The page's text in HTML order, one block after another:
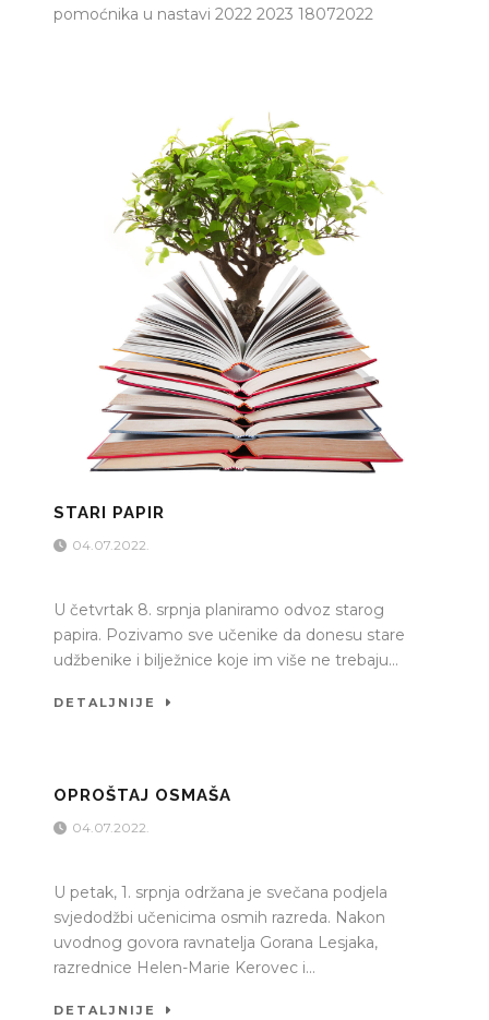
pomoćnika u nastavi 2022 2023 18072022
STARI PAPIR
04.07.2022.
U četvrtak 8. srpnja planiramo odvoz starog
papira. Pozivamo sve učenike da donesu stare
udžbenike i bilježnice koje im više ne trebaju...
DETALJNIJE
OPROŠTAJ OSMAŠA
04.07.2022.
U petak, 1. srpnja održana je svečana podjela
svjedodžbi učenicima osmih razreda. Nakon
uvodnog govora ravnatelja Gorana Lesjaka,
razrednice Helen-Marie Kerovec i...
DETALJNIJE